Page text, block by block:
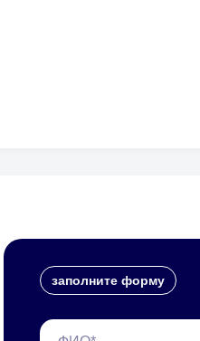
заполните форму